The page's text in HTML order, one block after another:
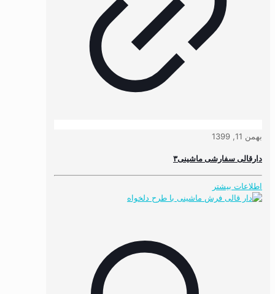
بهمن 11, 1399
دارقالی سفارشی ماشینی۳
اطلاعات بیشتر